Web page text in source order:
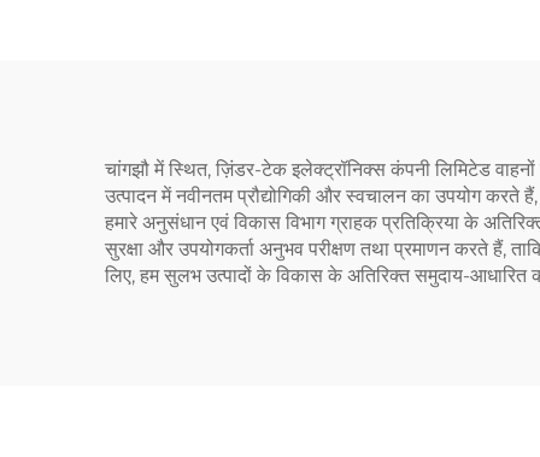
चांगझौ में स्थित, ज़िंडर-टेक इलेक्ट्रॉनिक्स कंपनी लिमिटेड
उत्पादन में नवीनतम प्रौद्योगिकी और स्वचालन का उपयोग
हमारे अनुसंधान एवं विकास विभाग ग्राहक प्रतिक्रिया के
सुरक्षा और उपयोगकर्ता अनुभव परीक्षण तथा प्रमाणन करते हैं,
लिए, हम सुलभ उत्पादों के विकास के अतिरिक्त समुदाय-